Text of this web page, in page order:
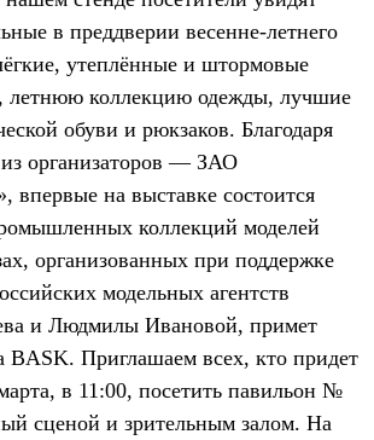
в преддверии весенне-летнего
утеплённые и штормовые
летнюю коллекцию одежды, лучшие
обуви и рюкзаков. Благодаря
организаторов — ЗАО
впервые на выставке состоится
коллекций моделей
организованных при поддержке
модельных агентств
и Людмилы Ивановой, примет
BASK. Приглашаем всех, кто придет
в 11:00, посетить павильон №
сценой и зрительным залом. На